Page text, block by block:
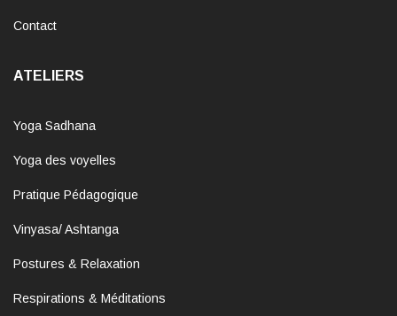
Contact
ATELIERS
Yoga Sadhana
Yoga des voyelles
Pratique Pédagogique
Vinyasa/ Ashtanga
Postures & Relaxation
Respirations & Méditations